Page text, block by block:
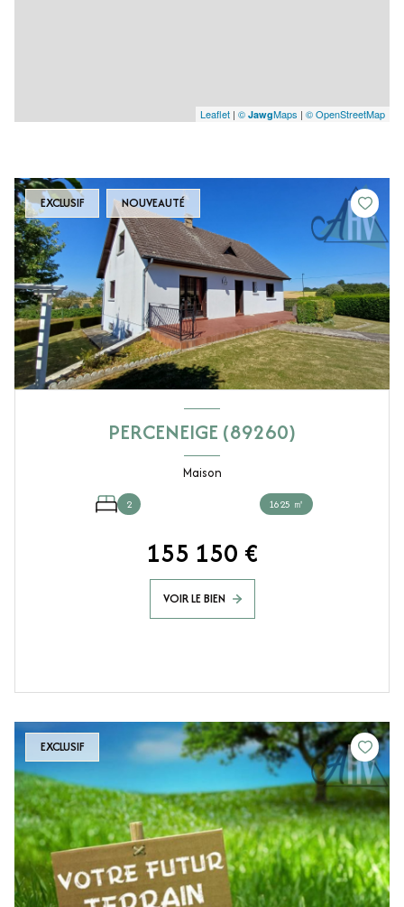
Leaflet | © JawgMaps | © OpenStreetMap
EXCLUSIF NOUVEAUTÉ
PERCENEIGE (89260)
Maison
2 1625 ㎡
155 150 €
VOIR LE BIEN
EXCLUSIF